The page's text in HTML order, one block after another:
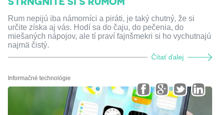
Rum nepijú iba námorníci a piráti, je taký chutný, že si
určite získa aj vás. Hodí sa do čaju, do pečenia, do
miešaných nápojov, ale tí praví fajnšmekri si ho vychutnajú
najmä čistý.
Čítať ďalej
Informačné technológie